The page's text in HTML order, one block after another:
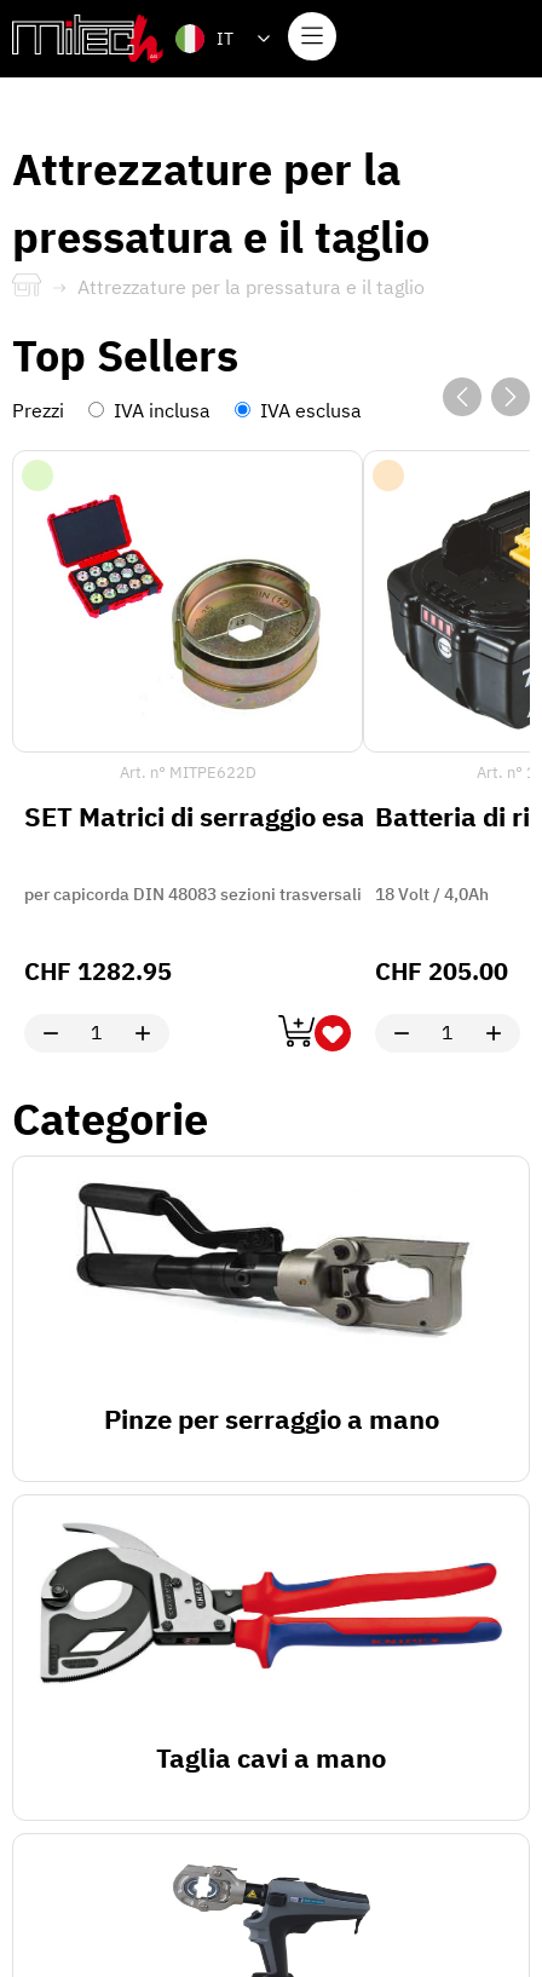
IT
Attrezzature per la
pressatura e il taglio
Attrezzature per la pressatura e il taglio
Top Sellers
Prezzi IVA inclusa IVA esclusa
Art. n° MITPE622D
SET Matrici di serraggio esagonali D62-01
per capicorda DIN 48083 sezioni trasversali:
CHF 1282.95
Art. n°
Batteria di
18 Volt / 4,0Ah
CHF 205.00
Categorie
Pinze per serraggio a mano
Taglia cavi a mano